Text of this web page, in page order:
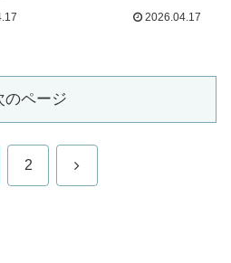
2026.04.17
のページ
2 次